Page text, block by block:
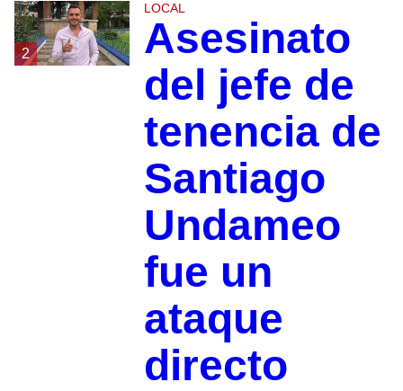
2
LOCAL
Asesinato
del jefe de
tenencia de
Santiago
Undameo
fue un
ataque
directo